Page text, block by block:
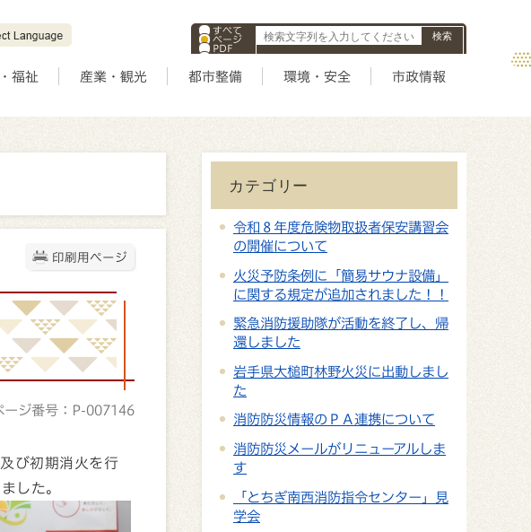
すべて
ページ
PDF
ID
福祉 産業・観光 都市整備 環境・安全 市政情報
印刷用ページ
ージ番号：P-007146
び初期消火を行
した。
カテゴリー
令和８年度危険物取扱者保安講習会
の開催について
火災予防条例に「簡易サウナ設備」
に関する規定が追加されました！！
緊急消防援助隊が活動を終了し、帰
還しました
岩手県大槌町林野火災に出動しまし
た
消防防災情報のＰＡ連携について
消防防災メールがリニューアルしま
す
「とちぎ南西消防指令センター」見
学会